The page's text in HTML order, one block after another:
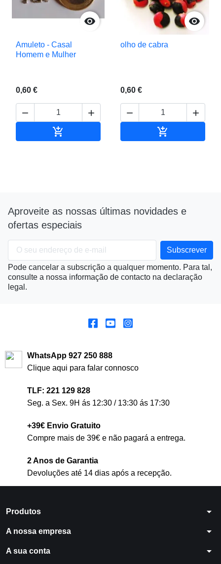

Amuleto - Casal
Homem e Mulher
0,60 €
 


olho de cabra
0,60 €
 

Aproveite as nossas últimas novidades e
ofertas especiais
Pode cancelar a subscrição a qualquer momento. Para tal,
consulte a nossa informação de contacto na declaração
legal.
WhatsApp 927 250 888
Clique aqui para falar connosco
TLF: 221 129 828
Seg. a Sex. 9H ás 12:30 / 13:30 ás 17:30
+39€ Envio Gratuito
Compre mais de 39€ e não pagará a entrega.
2 Anos de Garantia
Devoluções até 14 dias após a recepção.
Produtos arrow_drop_down
A nossa empresa arrow_drop_down
A sua conta arrow_drop_down